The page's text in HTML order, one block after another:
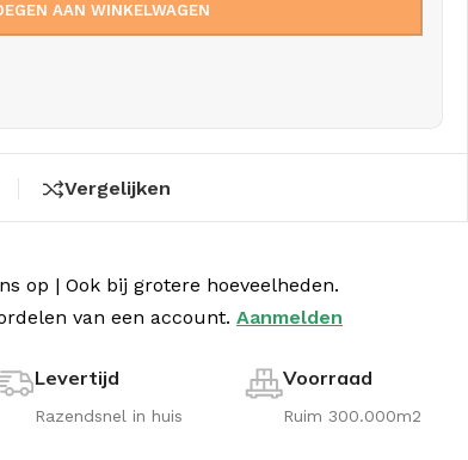
AAN WINKELWAGEN
Vergelijken
op | Ook bij grotere hoeveelheden.
van een account. Aanmelden
Levertijd
Razendsnel in huis
Voorraad
Ruim 300.000m2